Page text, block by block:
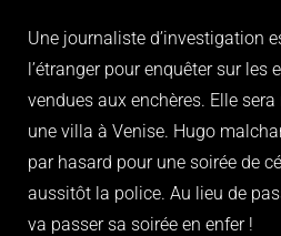
Une journaliste d’investigation
l’étranger pour enquêter sur les
vendues aux enchères. Elle
une villa à Venise. Hugo
par hasard pour une soirée de
aussitôt la police. Au lieu de
va passer sa soirée en enfer !